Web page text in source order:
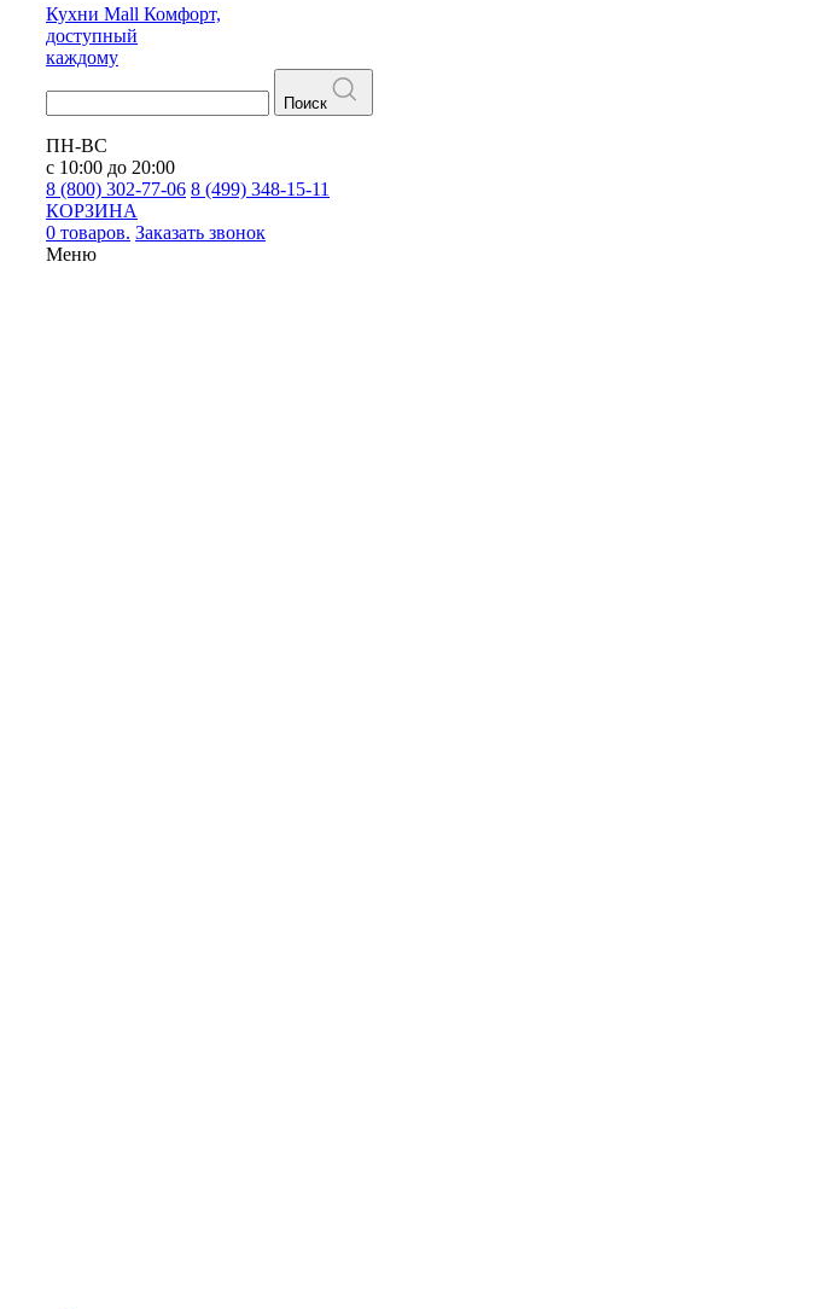
Кухни Mall Комфорт,
доступный
каждому
Поиск
ПН-ВС
с 10:00 до 20:00
8 (800) 302-77-06 8 (499) 348-15-11
КОРЗИНА
0 товаров. Заказать звонок
Меню